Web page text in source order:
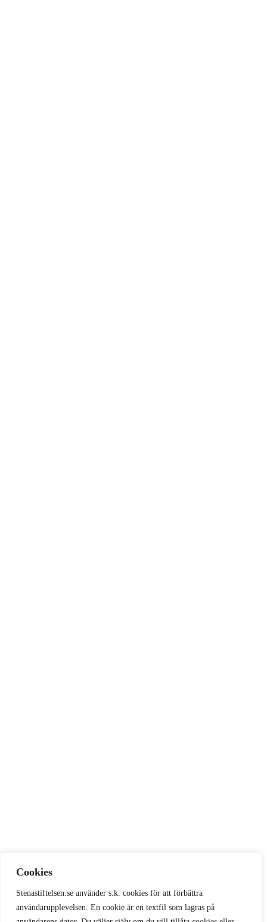
Cookies
Stenastiftelsen.se använder s.k. cookies för att förbättra
användarupplevelsen. En cookie är en textfil som lagras på